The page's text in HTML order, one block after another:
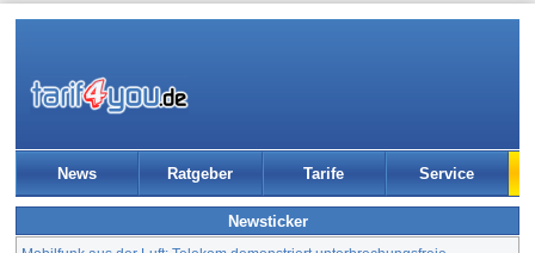
News Ratgeber Tarife Service
Newsticker